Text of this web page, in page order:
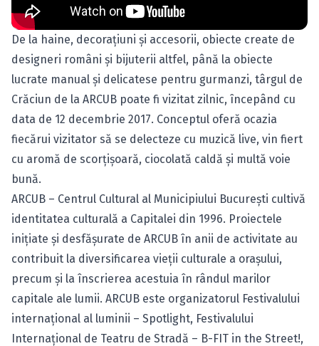
De la haine, decorațiuni și accesorii, obiecte create de
designeri români și bijuterii altfel, până la obiecte
lucrate manual și delicatese pentru gurmanzi, târgul de
Crăciun de la ARCUB poate fi vizitat zilnic, începând cu
data de 12 decembrie 2017. Conceptul oferă ocazia
fiecărui vizitator să se delecteze cu muzică live, vin fiert
cu aromă de scorțișoară, ciocolată caldă și multă voie
bună.
ARCUB – Centrul Cultural al Municipiului Bucureşti cultivă
identitatea culturală a Capitalei din 1996. Proiectele
inițiate și desfășurate de ARCUB în anii de activitate au
contribuit la diversificarea vieții culturale a orașului,
precum și la înscrierea acestuia în rândul marilor
capitale ale lumii. ARCUB este organizatorul Festivalului
internațional al luminii – Spotlight, Festivalului
Internaţional de Teatru de Stradă – B-FIT in the Street!,